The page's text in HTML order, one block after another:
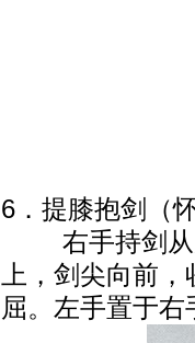
6 ．提膝抱剑（
右手持剑从后
上，剑尖向前
屈。左手置于